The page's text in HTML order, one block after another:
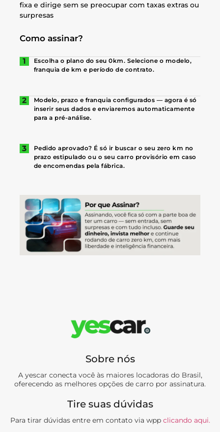
fixa e dirige sem se preocupar com taxas extras ou
surpresas
Como assinar?
Escolha o plano do seu 0km. Selecione o modelo,
franquia de km e período de contrato.
Modelo, prazo e franquia configurados — agora é só
inserir seus dados e enviaremos automaticamente
para a pré-análise.
Pedido aprovado? É só ir buscar o seu zero km no
prazo estipulado ou o seu carro provisório em caso
de encomendas pela fábrica.
Sobre nós
A yescar conecta você às maiores locadoras do Brasil,
oferecendo as melhores opções de carro por assinatura.
Tire suas dúvidas
Para tirar dúvidas entre em contato via wpp clicando aqui.